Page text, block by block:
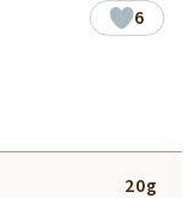
6
20g